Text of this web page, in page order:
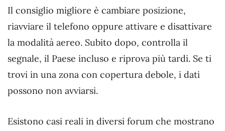
Il consiglio migliore è cambiare posizione,
riavviare il telefono oppure attivare e disattivare
la modalità aereo. Subito dopo, controlla il
segnale, il Paese incluso e riprova più tardi. Se ti
trovi in una zona con copertura debole, i dati
possono non avviarsi.
Esistono casi reali in diversi forum che mostrano